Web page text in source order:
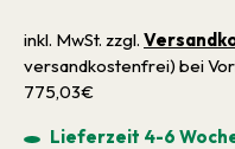
inkl. MwSt. zzgl.
versandkostenfrei) bei
775,03€
Lieferzeit 4-6